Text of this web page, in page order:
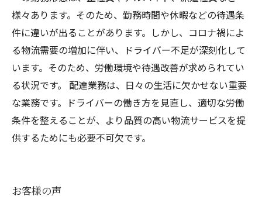
様々あります。そのため、勤務時間や休暇などの待遇条
件に違いが出ることがあります。しかし、コロナ禍によ
る物流需要の増加に伴い、ドライバー不足が深刻化して
います。そのため、労働環境や待遇改善が求められてい
る状況です。 配達業務は、日々の生活に欠かせない重要
な業務です。ドライバーの働き方を見直し、適切な労働
条件を整えることが、より品質の高い物流サービスを提
供するためにも必要不可欠です。
お客様の声